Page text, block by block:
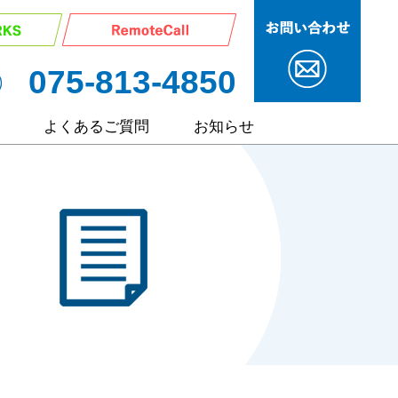
075-813-4850
よくあるご質問 お知らせ